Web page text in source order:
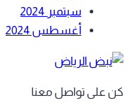
سبتمبر 2024
أغسطس 2024
على تواصل معنا